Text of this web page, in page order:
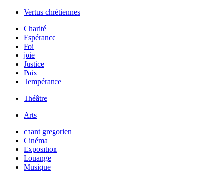
Vertus chrétiennes
Charité
Espérance
Foi
joie
Justice
Paix
Tempérance
Théâtre
Arts
chant gregorien
Cinéma
Exposition
Louange
Musique